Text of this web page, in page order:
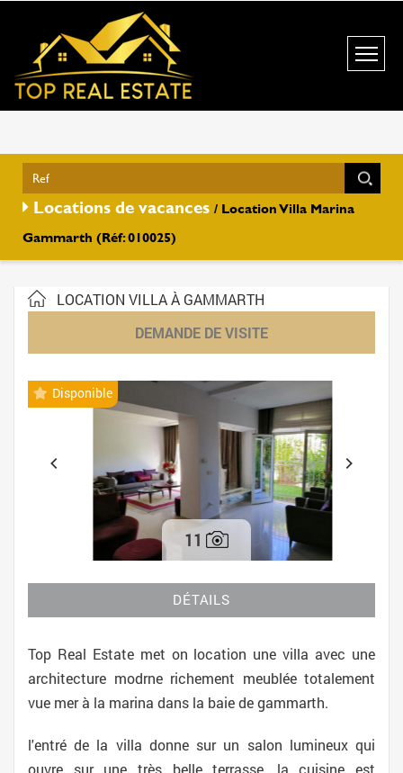
Locations de vacances / Location Villa Marina
Gammarth (Réf: 010025)
LOCATION VILLA À GAMMARTH
DEMANDE DE VISITE
Disponible
11
DÉTAILS
Top Real Estate met on location une villa avec une
architecture modrne richement meublée totalement
vue mer à la marina dans la baie de gammarth.
l'entré de la villa donne sur un salon lumineux qui
ouvre sur une très belle terrasse, la cuisine est